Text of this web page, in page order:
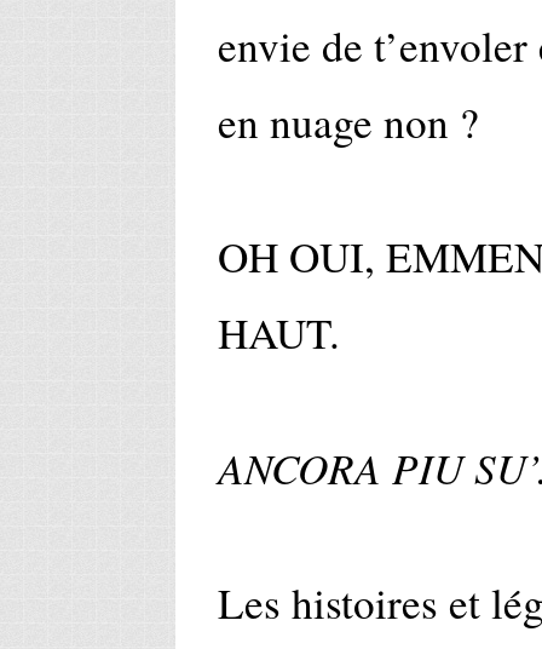
envie de
en nuage non ?
OH OUI,
HAUT.
ANCORA PIU
Les histoires et